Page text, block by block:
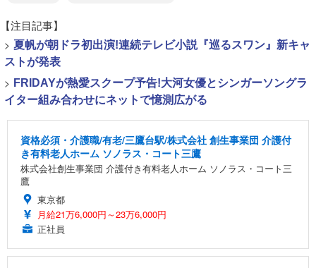
【注目記事】
> 夏帆が朝ドラ初出演!連続テレビ小説『巡るスワン』新キャ
ストが発表
> FRIDAYが熱愛スクープ予告!大河女優とシンガーソングラ
イター組み合わせにネットで憶測広がる
資格必須・介護職/有老/三鷹台駅/株式会社 創生事業団 介護付
き有料老人ホーム ソノラス・コート三鷹
株式会社創生事業団 介護付き有料老人ホーム ソノラス・コート三
鷹
東京都
月給21万6,000円～23万6,000円
正社員